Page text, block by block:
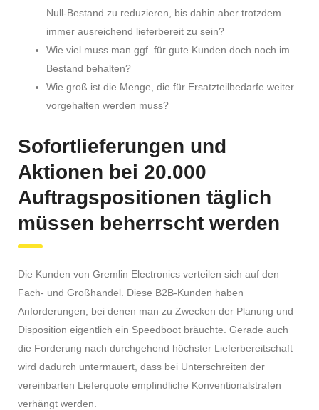
Null-Bestand zu reduzieren, bis dahin aber trotzdem
immer ausreichend lieferbereit zu sein?
Wie viel muss man ggf. für gute Kunden doch noch im
Bestand behalten?
Wie groß ist die Menge, die für Ersatzteilbedarfe weiter
vorgehalten werden muss?
Sofortlieferungen und
Aktionen bei 20.000
Auftragspositionen täglich
müssen beherrscht werden
Die Kunden von Gremlin Electronics verteilen sich auf den
Fach- und Großhandel. Diese B2B-Kunden haben
Anforderungen, bei denen man zu Zwecken der Planung und
Disposition eigentlich ein Speedboot bräuchte. Gerade auch
die Forderung nach durchgehend höchster Lieferbereitschaft
wird dadurch untermauert, dass bei Unterschreiten der
vereinbarten Lieferquote empfindliche Konventionalstrafen
verhängt werden.